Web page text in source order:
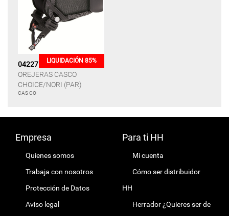
04227 LIQUIDACIÓN 85%
OREJERAS CASCO
CHOICE/NORI (PAR)
CAS CO
Empresa
Quienes somos
Trabaja con nosotros
Protección de Datos
Aviso legal
Para ti HH
Mi cuenta
Cómo ser distribuidor
HH
Herrador ¿Quieres ser de